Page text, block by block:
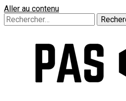
Aller au contenu
Rechercher :